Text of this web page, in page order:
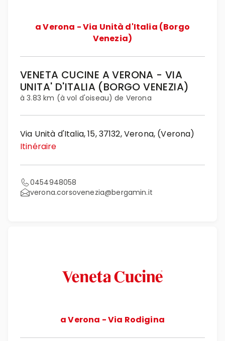
a Verona - Via Unità d'Italia (Borgo
Venezia)
VENETA CUCINE A VERONA - VIA
UNITA' D'ITALIA (BORGO VENEZIA)
à 3.83 km (à vol d'oiseau) de Verona
Via Unità d'Italia, 15, 37132, Verona, (Verona)
Itinéraire
0454948058
verona.corsovenezia@bergamin.it
a Verona - Via Rodigina